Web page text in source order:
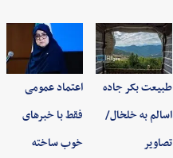
طبیعت بکر جاده
اسالم به خلخال/
تصاویر
اعتماد عمومی
فقط با خبرهای
خوب ساخته